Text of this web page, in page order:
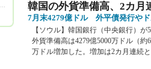
韓国の外貨準備高、2カ月
7月末4279億ドル 外平債発行や
【ソウル】韓国銀行（中央銀行）
外貨準備高は4279億5000万ドル（
万ドル増加した。増加は2カ月連続